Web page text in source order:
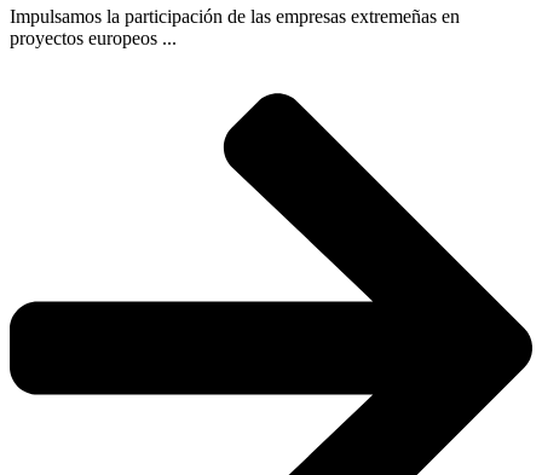
Impulsamos la participación de las empresas extremeñas en
proyectos europeos ...